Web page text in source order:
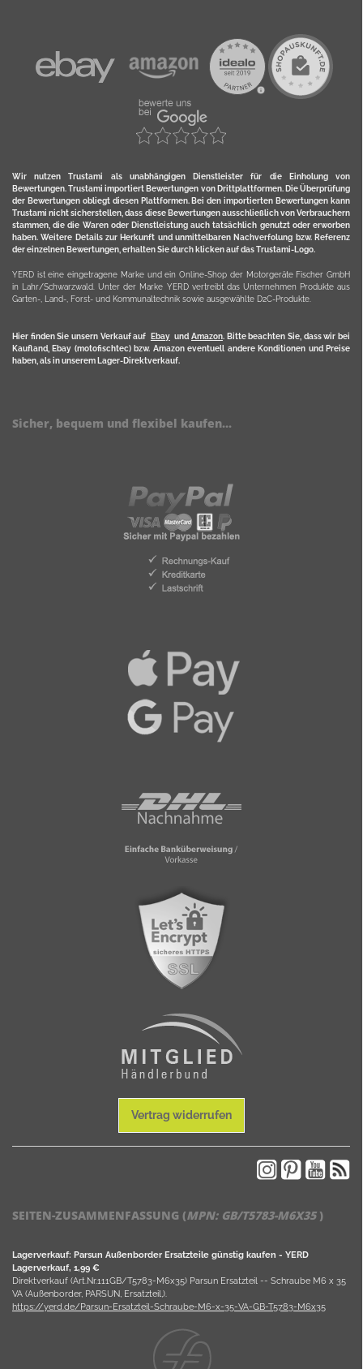
Wir nutzen Trustami als unabhängigen Dienstleister für die Einholung von
Bewertungen. Trustami importiert Bewertungen von Drittplattformen. Die Überprüfung
der Bewertungen obliegt diesen Plattformen. Bei den importierten Bewertungen kann
Trustami nicht sicherstellen, dass diese Bewertungen ausschließlich von Verbrauchern
stammen, die die Waren oder Dienstleistung auch tatsächlich genutzt oder erworben
haben. Weitere Details zur Herkunft und unmittelbaren Nachverfolung bzw. Referenz
der einzelnen Bewertungen, erhalten Sie durch klicken auf das Trustami-Logo.
YERD ist eine eingetragene Marke und ein Online-Shop der Motorgeräte Fischer GmbH
in Lahr/Schwarzwald. Unter der Marke YERD vertreibt das Unternehmen Produkte aus
Garten-, Land-, Forst- und Kommunaltechnik sowie ausgewählte D2C-Produkte.
Hier finden Sie unsern Verkauf auf Ebayund Amazon. Bitte beachten Sie, dass wir bei
Kaufland, Ebay (motofischtec) bzw. Amazon eventuell andere Konditionen und Preise
haben, als in unserem Lager-Direktverkauf.
Sicher, bequem und flexibel kaufen...
Vertrag widerrufen
SEITEN-ZUSAMMENFASSUNG (MPN: GB/T5783-M6X35)
Lagerverkauf: Parsun Außenborder Ersatzteile günstig kaufen - YERD
Lagerverkauf, 1,99 €
Direktverkauf (Art.Nr.111GB/T5783-M6x35) Parsun Ersatzteil -- Schraube M6 x 35
VA (Außenborder, PARSUN, Ersatzteil,).
https://yerd.de/Parsun-Ersatzteil-Schraube-M6-x-35-VA-GB-T5783-M6x35